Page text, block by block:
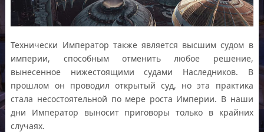
Технически Император также является высшим судом в
империи, способным отменить любое решение,
вынесенное нижестоящими судами Наследников. В
прошлом он проводил открытый суд, но эта практика
стала несостоятельной по мере роста Империи. В наши
дни Император выносит приговоры только в крайних
случаях.